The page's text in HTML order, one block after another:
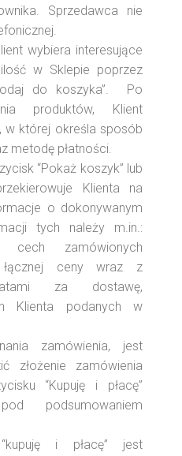
Sprzedawca nie
wybiera interesujące
w Sklepie poprzez
do koszyka”. Po
produktów, Klient
w której określa sposób
metodę płatności.
“Pokaż koszyk” lub
Klienta na
o dokonywanym
tych należy m.in.:
cech zamówionych
łącznej ceny wraz z
za dostawę,
Klienta podanych w
zamówienia, jest
złożenie zamówienia
“Kupuję i płacę”
podsumowaniem
i płacę” jest